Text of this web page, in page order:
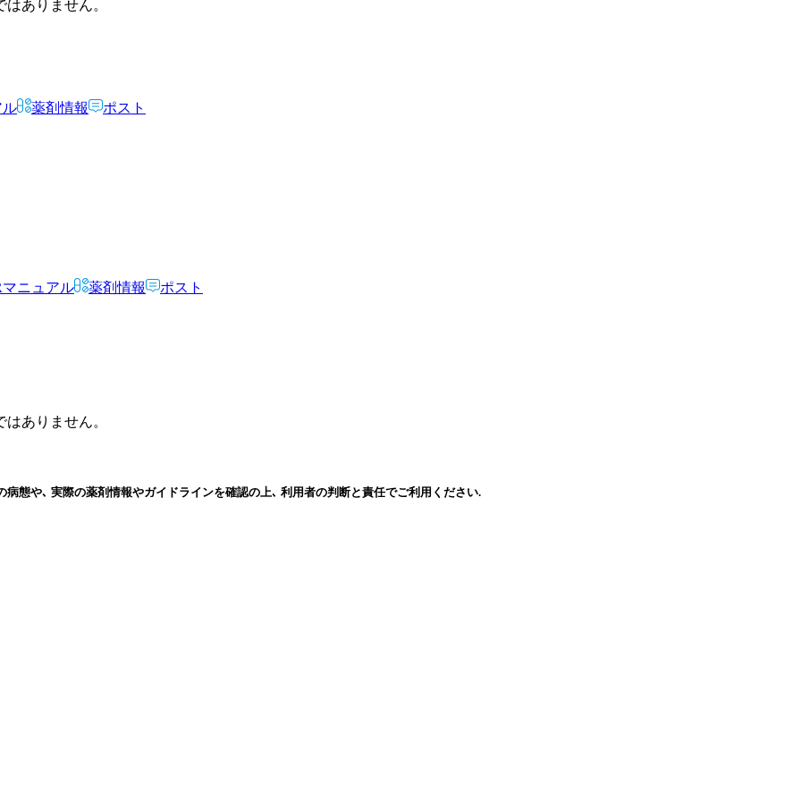
ありません。
ル 薬剤情報 ポスト
マニュアル 薬剤情報 ポスト
ありません。
態や､ 実際の薬剤情報やガイドラインを確認の上､ 利用者の判断と責任でご利用ください.